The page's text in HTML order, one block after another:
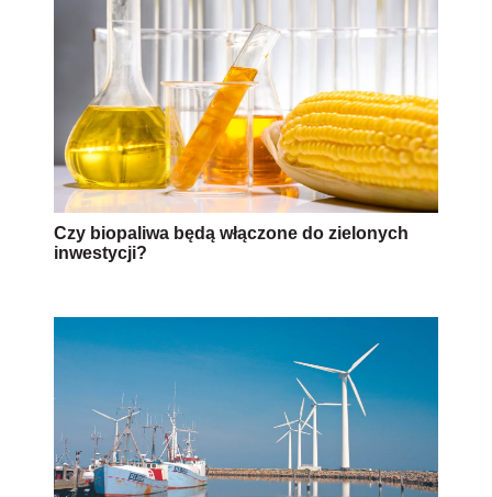
Czy biopaliwa będą włączone do zielonych
inwestycji?